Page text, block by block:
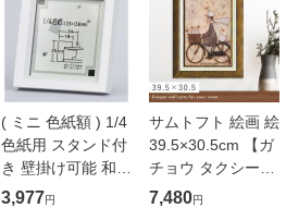
( ミニ 色紙額 ) 1/4
色紙用 スタンド付
き 壁掛け可能 和
1/4色紙
3,977円
サムトフト 絵画 絵
39.5×30.5cm 【ガ
チョウ タクシー】
アートパネル アー
7,480円